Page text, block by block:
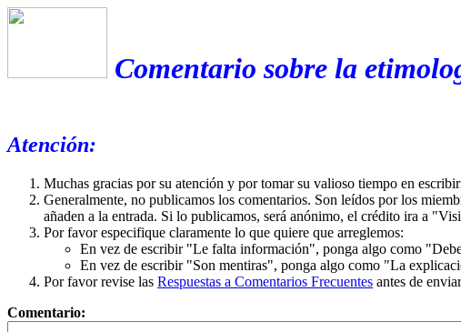
Comentario sobre la
Atención:
Muchas gracias por su atención y por tomar su valioso tiempo en
Generalmente, no publicamos los comentarios. Son leídos por los
añaden a la entrada. Si lo publicamos, será anónimo, el crédito ira a
Por favor especifique claramente lo que quiere que arreglemos:
En vez de escribir "Le falta información", ponga algo como
En vez de escribir "Son mentiras", ponga algo como "La
Por favor revise las Respuestas a Comentarios Frecuentes antes de
Comentario: